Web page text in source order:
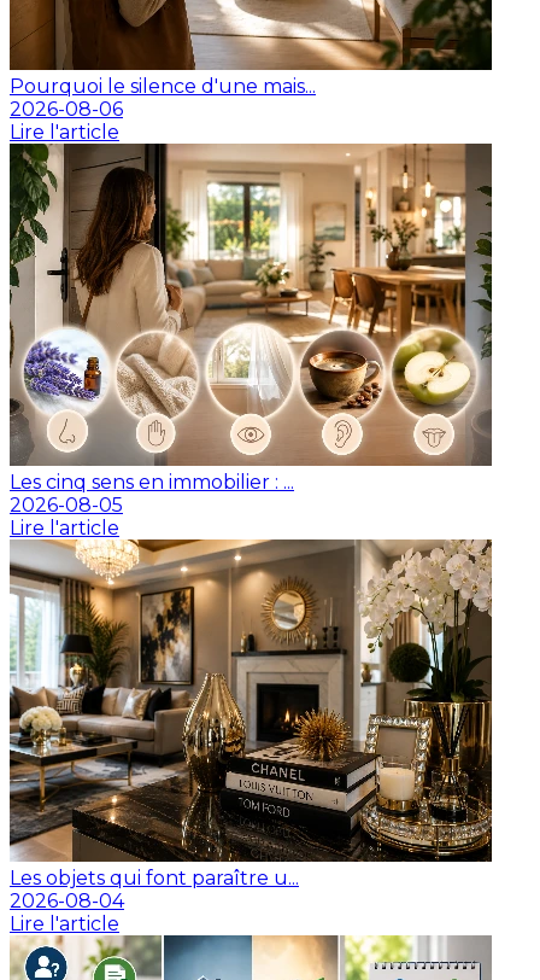
Pourquoi le silence d'une mais...
2026-08-06
Lire l'article
Les cinq sens en immobilier : ...
2026-08-05
Lire l'article
Les objets qui font paraître u...
2026-08-04
Lire l'article